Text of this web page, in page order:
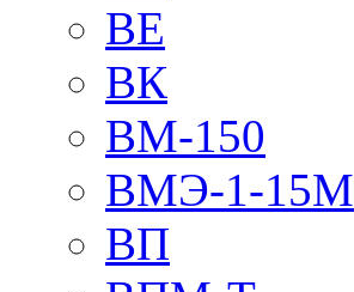
ВЕ
ВК
ВМ-150
ВМЭ-1-15М
ВП